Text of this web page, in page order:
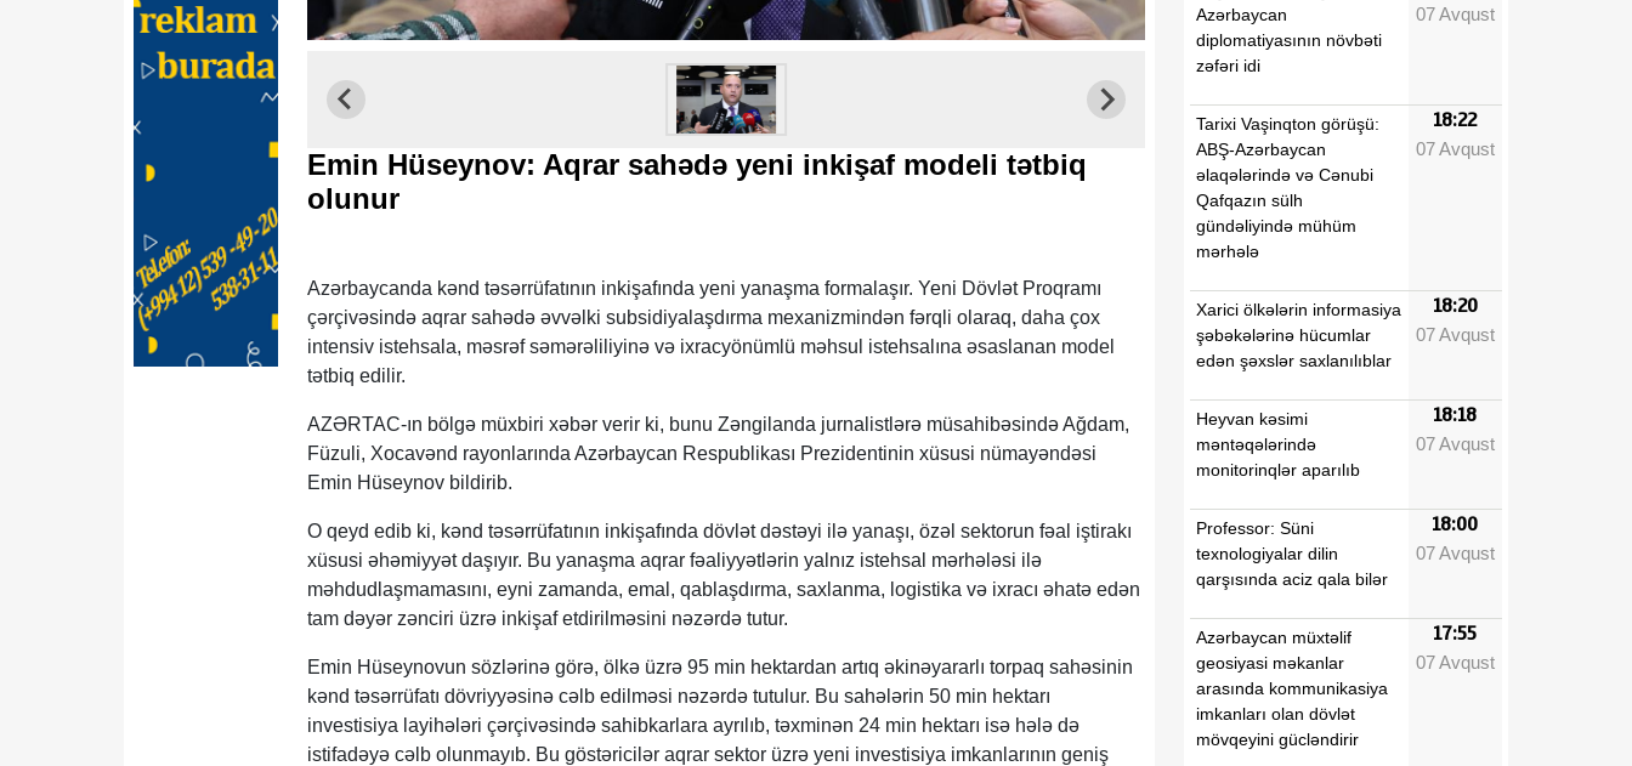
Emin Hüseynov: Aqrar sahədə yeni inkişaf modeli tətbiq
olunur
Azərbaycanda kənd təsərrüfatının inkişafında yeni yanaşma formalaşır. Yeni Dövlət Proqramı
çərçivəsində aqrar sahədə əvvəlki subsidiyalaşdırma mexanizmindən fərqli olaraq, daha çox
intensiv istehsala, məsrəf səmərəliliyinə və ixracyönümlü məhsul istehsalına əsaslanan model
tətbiq edilir.
AZƏRTAC-ın bölgə müxbiri xəbər verir ki, bunu Zəngilanda jurnalistlərə müsahibəsində Ağdam,
Füzuli, Xocavənd rayonlarında Azərbaycan Respublikası Prezidentinin xüsusi nümayəndəsi
Emin Hüseynov bildirib.
O qeyd edib ki, kənd təsərrüfatının inkişafında dövlət dəstəyi ilə yanaşı, özəl sektorun fəal iştirakı
xüsusi əhəmiyyət daşıyır. Bu yanaşma aqrar fəaliyyətlərin yalnız istehsal mərhələsi ilə
məhdudlaşmamasını, eyni zamanda, emal, qablaşdırma, saxlanma, logistika və ixracı əhatə edən
tam dəyər zənciri üzrə inkişaf etdirilməsini nəzərdə tutur.
Emin Hüseynovun sözlərinə görə, ölkə üzrə 95 min hektardan artıq əkinəyararlı torpaq sahəsinin
kənd təsərrüfatı dövriyyəsinə cəlb edilməsi nəzərdə tutulur. Bu sahələrin 50 min hektarı
investisiya layihələri çərçivəsində sahibkarlara ayrılıb, təxminən 24 min hektarı isə hələ də
istifadəyə cəlb olunmayıb. Bu göstəricilər aqrar sektor üzrə yeni investisiya imkanlarının geniş
Azərbaycan
diplomatiyasının növbəti
zəfəri idi
07 Avqust
Tarixi Vaşinqton görüşü:
ABŞ-Azərbaycan
əlaqələrində və Cənubi
Qafqazın sülh
gündəliyində mühüm
mərhələ
18:22
07 Avqust
Xarici ölkələrin informasiya
şəbəkələrinə hücumlar
edən şəxslər saxlanılıblar
18:20
07 Avqust
Heyvan kəsimi
məntəqələrində
monitorinqlər aparılıb
18:18
07 Avqust
Professor: Süni
texnologiyalar dilin
qarşısında aciz qala bilər
18:00
07 Avqust
Azərbaycan müxtəlif
geosiyasi məkanlar
arasında kommunikasiya
imkanları olan dövlət
mövqeyini gücləndirir
17:55
07 Avqust